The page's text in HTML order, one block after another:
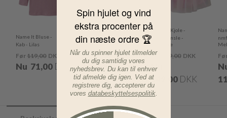
Name It Bluse -
Kab - Lilas
Før 119,00DKK
Nu 71,00 DKK
Name It T-shirt -
NmfJolemo -
Jordbær - Cradle
Pink
Før119,00 DKK
Nu59,00DKK
Name It Kjole -
nmfFaransle -
Pirouette
Før 299,00 DKK
Nu
149,00 DKK
Spin hjulet og vind
ekstra procenter på
din næste ordre 🏆
Når du spinner hjulet tilmelder
du dig samtidig vores
nyhedsbrev. Du kan til enhver
tid afmelde dig igen. Ved at
registrere dig, accepterer du
vores databeskyttelsespolitik.